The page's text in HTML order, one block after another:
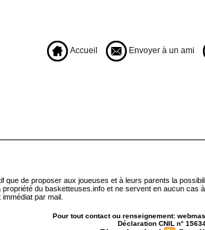
Accueil
Envoyer à un ami
de proposer aux joueuses et à leurs parents la
du basketteuses.info et ne servent en aucun
par mail.
Pour tout contact ou renseignement:
Déclaration CNIL n°